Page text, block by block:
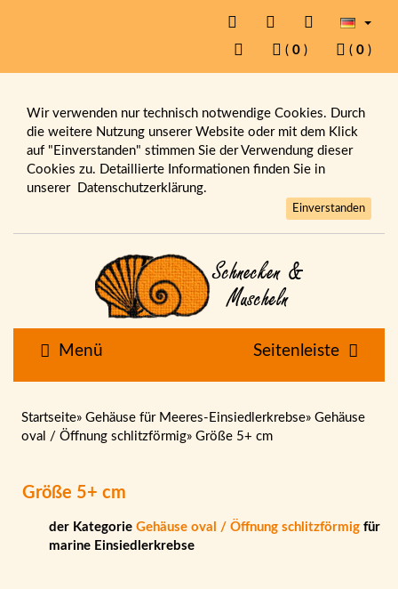
( 0 ) ( 0 )
Wir verwenden nur technisch notwendige Cookies. Durch
die weitere Nutzung unserer Website oder mit dem Klick
auf "Einverstanden" stimmen Sie der Verwendung dieser
Cookies zu. Detaillierte Informationen finden Sie in
unserer Datenschutzerklärung.
Einverstanden
Menü Seitenleiste
Startseite» Gehäuse für Meeres-Einsiedlerkrebse» Gehäuse
oval / Öffnung schlitzförmig» Größe 5+ cm
Größe 5+ cm
der Kategorie Gehäuse oval / Öffnung schlitzförmig für
marine Einsiedlerkrebse